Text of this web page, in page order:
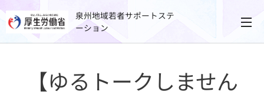
泉州地域若者サポートステ
ーション
【ゆるトークしません